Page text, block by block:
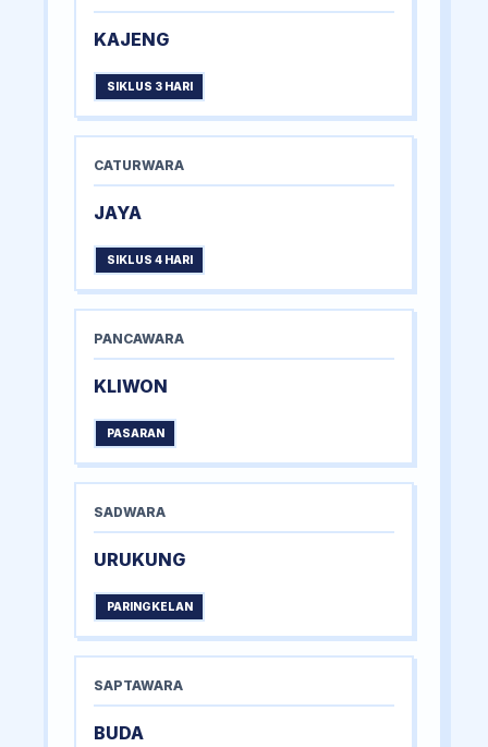
KAJENG
SIKLUS 3 HARI
CATURWARA
JAYA
SIKLUS 4 HARI
PANCAWARA
KLIWON
PASARAN
SADWARA
URUKUNG
PARINGKELAN
SAPTAWARA
BUDA